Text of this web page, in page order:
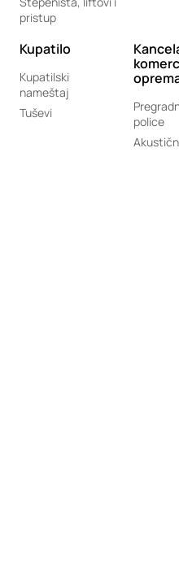
pristup
Kupatilo
Kupatilski
nameštaj
Tuševi
police